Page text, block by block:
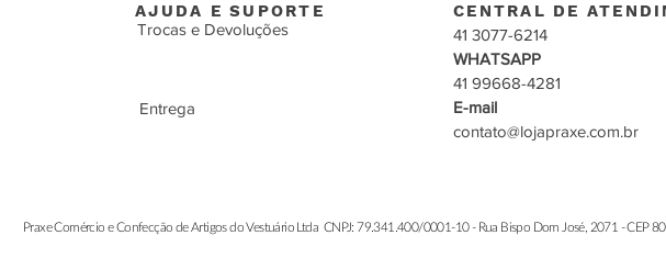
AJUDA E SUPORTE
Trocas e Devoluções
Entrega
CENTRAL DE
41 3077-6214
WHATSAPP
41 99668-4281
E-mail
contato@lojapraxe.com.br
Praxe Comércio e Confecção de Artigos do Vestuário Ltda CNPJ: 79.341.400/0001-10 - Rua Bispo Dom José, 2071 - CEP